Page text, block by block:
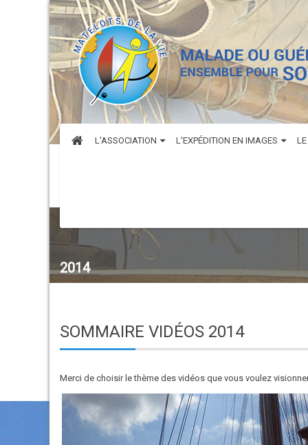
L'ASSOCIATION L'EXPÉDITION EN IMAGES
2014
SOMMAIRE VIDÉOS 2014
Merci de choisir le thème des vidéos que vous voulez